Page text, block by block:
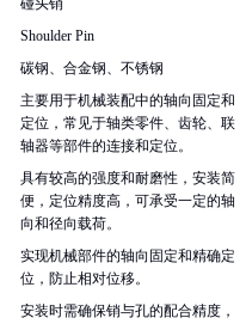
碰头销
Shoulder Pin
碳钢、合金钢、不锈钢
主要用于机械装配中的轴向固定和
定位，常见于轴类零件、齿轮、联
轴器等部件的连接和定位。
具有较高的强度和耐磨性，安装简
便，定位精度高，可承受一定的轴
向和径向载荷。
实现机械部件的轴向固定和精确定
位，防止相对位移。
安装时需确保销与孔的配合精度，